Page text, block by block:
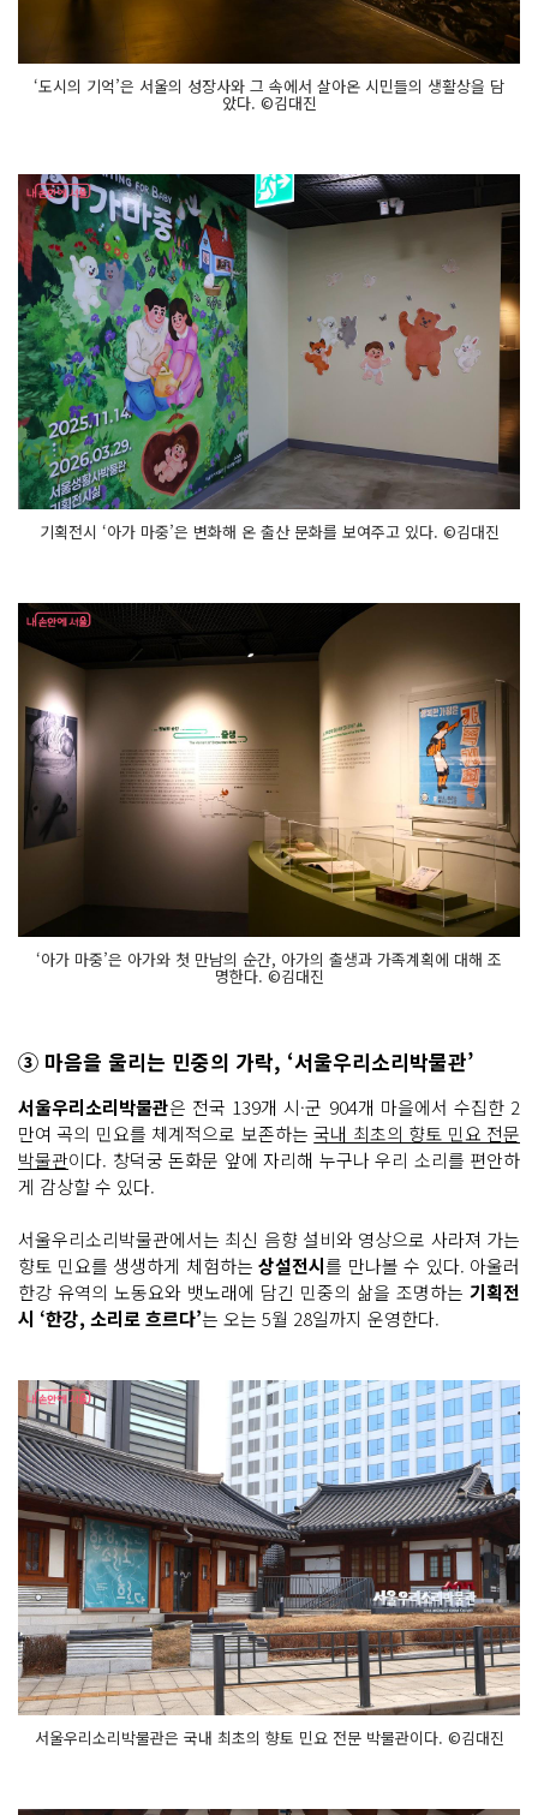
‘도시의 기억’은 서울의 성장사와 그 속에서 살아온 시민들의 생활상을 담
았다. ©김대진
기획전시 ‘아가 마중’은 변화해 온 출산 문화를 보여주고 있다. ©김대진
‘아가 마중’은 아가와 첫 만남의 순간, 아가의 출생과 가족계획에 대해 조
명한다. ©김대진
③ 마음을 울리는 민중의 가락, ‘서울우리소리박물관’
서울우리소리박물관은 전국 139개 시·군 904개 마을에서 수집한 2
만여 곡의 민요를 체계적으로 보존하는국내 최초의 향토 민요 전문
박물관이다. 창덕궁 돈화문 앞에 자리해 누구나 우리 소리를 편안하
게 감상할 수 있다.
서울우리소리박물관에서는 최신 음향 설비와 영상으로 사라져 가는
향토 민요를 생생하게 체험하는 상설전시를 만나볼 수 있다. 아울러
한강 유역의 노동요와 뱃노래에 담긴 민중의 삶을 조명하는 기획전
시 ‘한강, 소리로 흐르다’는 오는 5월 28일까지 운영한다.
서울우리소리박물관은 국내 최초의 향토 민요 전문 박물관이다. ©김대진